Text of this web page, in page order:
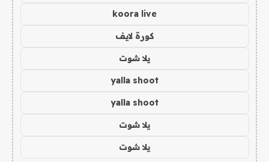
koora live
كورة لايف
يلا شوت
yalla shoot
yalla shoot
يلا شوت
يلا شوت